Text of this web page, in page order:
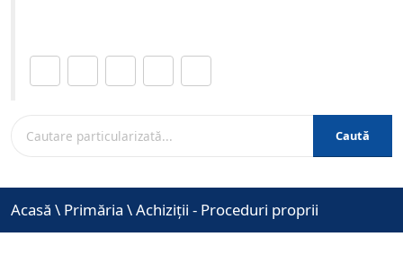
Caută
Acasă \ Primăria \Achiziții - Proceduri proprii